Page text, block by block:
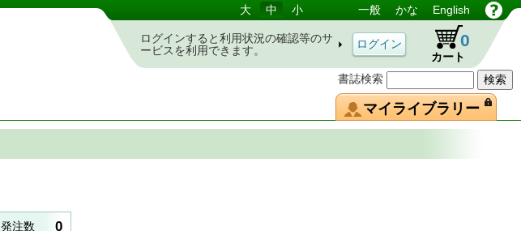
書誌検索
大 中 小 一般 かな English
ログインすると利用状況の確認等のサ
ービスを利用できます。
カート
0
マイライブラリー
発注数 0